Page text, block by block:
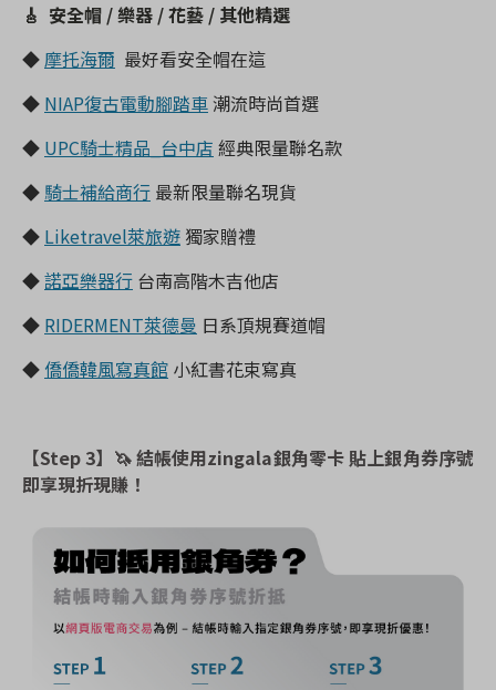
🎸 安全帽 / 樂器 / 花藝 / 其他精選
◆摩托海爾 最好看安全帽在這
◆ NIAP復古電動腳踏車潮流時尚首選
◆ UPC騎士精品_台中店 經典限量聯名款
◆騎士補給商行 最新限量聯名現貨
◆ Liketravel萊旅遊 獨家贈禮
◆諾亞樂器行 台南高階木吉他店
◆ RIDERMENT萊德曼 日系頂規賽道帽
◆ 僑僑韓風寫真館 小紅書花束寫真
【Step 3】 🦄結帳使用zingala銀角零卡 貼上銀角券序號
即享現折現賺！